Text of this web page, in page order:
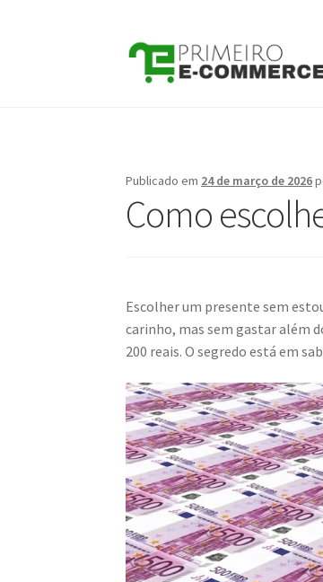
Pular
para
Pular
para
Publicado em 24 de março de 2026
Como
Escolher um presente sem
carinho, mas sem gastar além
200 reais. O segredo está em